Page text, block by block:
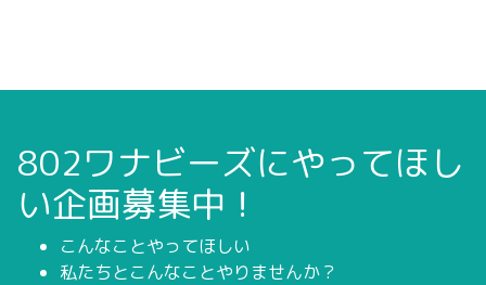
802ワナビーズにやってほし
い企画募集中！
こんなことやってほしい
私たちとこんなことやりませんか？